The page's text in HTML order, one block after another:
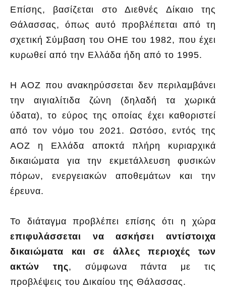
Επίσης, βασίζεται στο Διεθνές Δίκαιο της
Θάλασσας, όπως αυτό προβλέπεται από τη
σχετική Σύμβαση του ΟΗΕ του 1982, που έχει
κυρωθεί από την Ελλάδα ήδη από το 1995.
Η ΑΟΖ που ανακηρύσσεται δεν περιλαμβάνει
την αιγιαλίτιδα ζώνη (δηλαδή τα χωρικά
ύδατα), το εύρος της οποίας έχει καθοριστεί
από τον νόμο του 2021. Ωστόσο, εντός της
ΑΟΖ η Ελλάδα αποκτά πλήρη κυριαρχικά
δικαιώματα για την εκμετάλλευση φυσικών
πόρων, ενεργειακών αποθεμάτων και την
έρευνα.
Το διάταγμα προβλέπει επίσης ότι η χώρα
επιφυλάσσεται να ασκήσει αντίστοιχα
δικαιώματα και σε άλλες περιοχές των
ακτών της, σύμφωνα πάντα με τις
προβλέψεις του Δικαίου της Θάλασσας.